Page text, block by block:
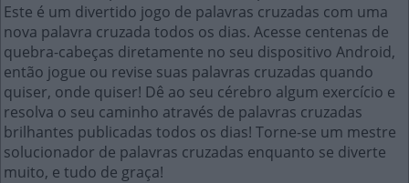
Este é um divertido jogo de palavras cruzadas com uma
nova palavra cruzada todos os dias. Acesse centenas de
quebra-cabeças diretamente no seu dispositivo Android,
então jogue ou revise suas palavras cruzadas quando
quiser, onde quiser! Dê ao seu cérebro algum exercício e
resolva o seu caminho através de palavras cruzadas
brilhantes publicadas todos os dias! Torne-se um mestre
solucionador de palavras cruzadas enquanto se diverte
muito, e tudo de graça!